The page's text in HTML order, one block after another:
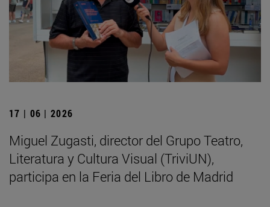
17 | 06 | 2026
Miguel Zugasti, director del Grupo Teatro,
Literatura y Cultura Visual (TriviUN),
participa en la Feria del Libro de Madrid